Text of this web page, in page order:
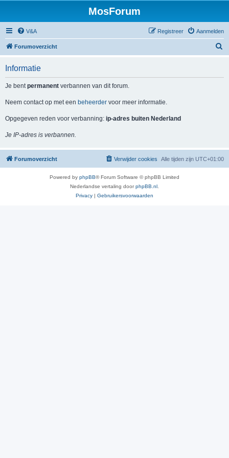
MosForum
V&A Aanmelden
Registreer
Forumoverzicht
Informatie
Je bentpermanent verbannen van dit forum.
Neem contact op met een beheerder voor meer informatie.
Opgegeven reden voor verbanning: ip-adres buiten Nederland
Je IP-adres is verbannen.
Forumoverzicht Alle tijden zijn UTC+01:00
Verwijder cookies
Powered by phpBB® Forum Software © phpBB Limited
Nederlandse vertaling doorphpBB.nl
Privacy | Gebruikersvoorwaarden